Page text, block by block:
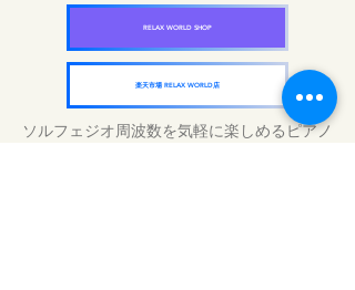
RELAX WORLD SHOP
楽天市場 RELAX WORLD店
ソルフェジオ周波数を気軽に楽しめるピアノ